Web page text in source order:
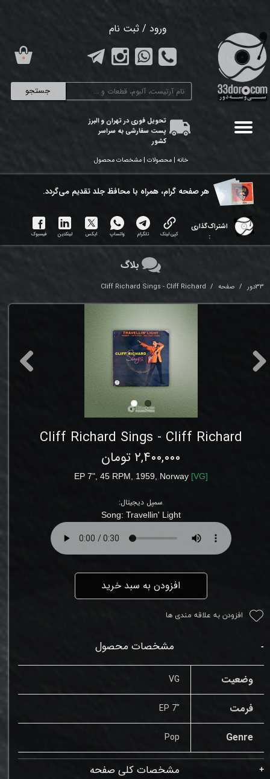
جستجو
ورود / ثبت نام
تغییر گذر واژه
سفارشات
تحویل فوری در تهران و البرز
پست سفارشی به سراسر
کشور
۰
خانه | محصولات | مشخصات محصول
هر ​صفحه گرام، همراه با محافظ جلد تقدیم می‌گردد.
اشتراک‌گذاری
:
کپی لینک تلگرام واتساپ ایکس لینکدین فیسبوک
33دور صفحه Cliff Richard Sings - Cliff Richard
Cliff Richard Sings - Cliff Richard
۲,۴۰۰,۰۰۰ تومان
EP 7", 45 RPM, 1959, Norway [VG]
سمپل دیجیتال:
Song: Travellin' Light
افزودن به سبد خرید
افزودن به علاقه مندی ها
مشخصات محصول
وضعیت VG
فرمت "7 EP
Genre
Pop
مشخصات کلی صفحه
بلاگ